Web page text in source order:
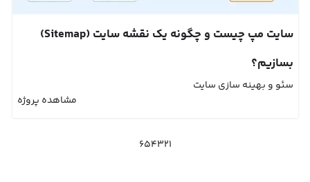
سایت مپ چیست و چگونه یک نقشه سایت (Sitemap)
بسازیم؟
سئو و بهینه سازی سایت
مشاهده پروژه
1
2
3
4
5
6